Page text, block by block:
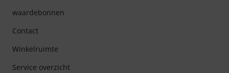
waardebonnen
Contact
Winkelruimte
Service overzicht